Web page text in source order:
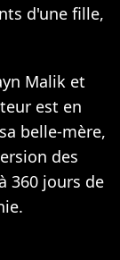
d'une fille,
Malik et
est en
belle-mère,
des
360 jours de